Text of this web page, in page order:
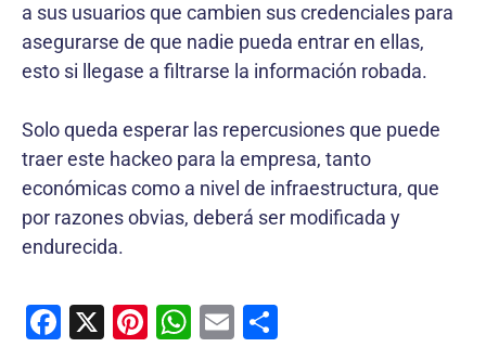
a sus usuarios que cambien sus credenciales para
asegurarse de que nadie pueda entrar en ellas,
esto si llegase a filtrarse la información robada.
Solo queda esperar las repercusiones que puede
traer este hackeo para la empresa, tanto
económicas como a nivel de infraestructura, que
por razones obvias, deberá ser modificada y
endurecida.
F
X
Pi W E